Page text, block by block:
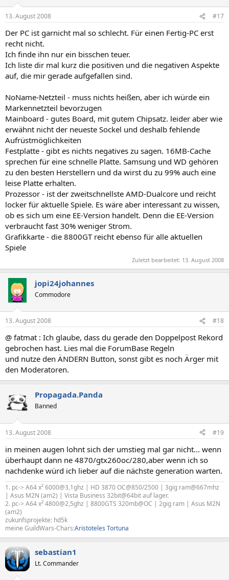
13. August 2008 #17
Der PC ist garnicht mal so schlecht. Für einen Fertig-PC erst
recht nicht.
Ich finde ihn nur ein bisschen teuer.
Ich liste dir mal kurz die positiven und die negativen Aspekte
auf, die mir gerade aufgefallen sind.
NoName-Netzteil - muss nichts heißen, aber ich würde ein
Markennetzteil bevorzugen
Mainboard - gutes Board, mit gutem Chipsatz. leider aber wie
erwähnt nicht der neueste Sockel und deshalb fehlende
Aufrüstmöglichkeiten
Festplatte - gibt es nichts negatives zu sagen. 16MB-Cache
sprechen für eine schnelle Platte. Samsung und WD gehören
zu den besten Herstellern und da wirst du zu 99% auch eine
leise Platte erhalten.
Prozessor - ist der zweitschnellste AMD-Dualcore und reicht
locker für aktuelle Spiele. Es wäre aber interessant zu wissen,
ob es sich um eine EE-Version handelt. Denn die EE-Version
verbraucht fast 30% weniger Strom.
Grafikkarte - die 8800GT reicht ebenso für alle aktuellen
Spiele
Zuletzt bearbeitet: 13. August 2008
jopi24johannes
Commodore
13. August 2008 #18
@ fatmat : Ich glaube, dass du gerade den Doppelpost Rekord
gebrochen hast. Lies mal die ForumBase Regeln
und nutze den ÄNDERN Button, sonst gibt es noch Ärger mit
den Moderatoren.
Propagada.Panda
Banned
13. August 2008 #19
in meinen augen lohnt sich der umstieg mal gar nicht... wenn
überhaupt dann ne 4870/gtx260oc/280,aber wenn ich so
nachdenke würd ich lieber auf die nächste generation warten.
1. pc-> A64 x² 6000@3,1ghz | HD 3870 OC@850/2500 | 3gig ram@667mhz
| Asus M2N (am2) | Vista Business 32bit@64bit auf lager.
2. pc-> A64 x² 4800@2,5ghz | 8800GTS 320mb@OC | 2gig ram | Asus M2N
(am2)
zukunfsprojekte: hd5k
meine GuildWars-Chars:Aristoteles Tortuna
sebastian1
Lt. Commander